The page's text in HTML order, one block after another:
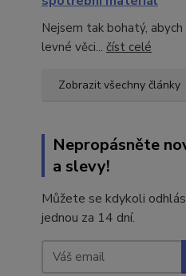
Nejsem tak bohatý,
levné věci... číst celé
Zobrazit všechny články
Nepropásněte
a slevy!
Můžete se kdykoli
jednou za 14 dní.